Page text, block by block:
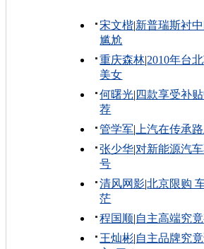
宋文楷|新普瑞斯衬
尴尬
重庆森林|2010年台
美女
何曙光| 四款享受补
荐
管学军| 上汽在传承
张少华|对新能源汽
号
清风网影|北京限购
茫
程国顺|自主高端究
王灿彬|自主品牌究